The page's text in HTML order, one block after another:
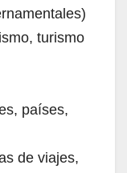
turismo
países,
de viajes,